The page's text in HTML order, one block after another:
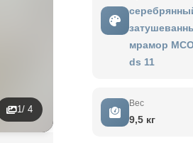
1/ 4
мрамор
ds 11
Вес
9,5 кг